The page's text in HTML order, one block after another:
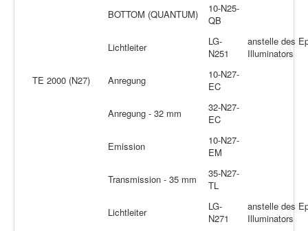
BOTTOM (QUANTUM)
10-N25-
QB
Lichtleiter
LG-
N251
anstelle des
Illuminators
TE 2000 (N27) Anregung
10-N27-
EC
Anregung - 32 mm
32-N27-
EC
Emission
10-N27-
EM
Transmission - 35 mm
35-N27-
TL
Lichtleiter
LG-
N271
anstelle des
Illuminators